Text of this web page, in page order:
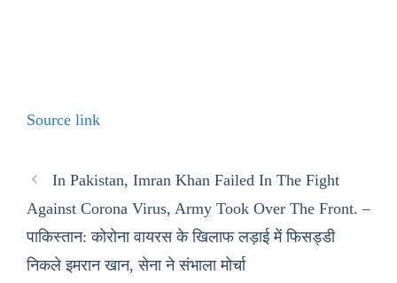
Source link
In Pakistan, Imran Khan Failed In The Fight
Against Corona Virus, Army Took Over The Front. –
पाकिस्तान: कोरोना वायरस के खिलाफ लड़ाई में फिसड्डी
निकले इमरान खान, सेना ने संभाला मोर्चा